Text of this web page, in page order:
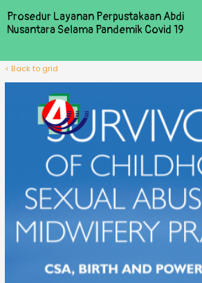
< Back to grid
Prosedur Layanan Perpustakaan Abdi
Nusantara Selama Pandemik Covid 19